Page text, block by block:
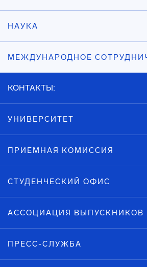
НАУКА
МЕЖДУНАРОДНОЕ
КОНТАКТЫ:
УНИВЕРСИТЕТ
ПРИЕМНАЯ КОМИССИЯ
СТУДЕНЧЕСКИЙ ОФИС
АССОЦИАЦИЯ ВЫПУСКНИКОВ
ПРЕСС-СЛУЖБА